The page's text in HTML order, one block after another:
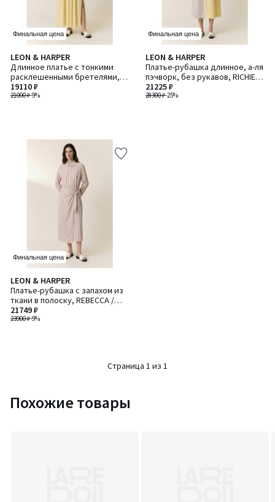
Финальная цена
LEON & HARPER
Длинное платье с тонкими
расклешенными бретелями,
ROMEE / РОМИ
21000 ₽-9%
19110 ₽
Финальная цена
LEON & HARPER
Платье-рубашка длинное, а-ля
пэчворк, без рукавов, RICHIE /
РИЧИ
28300 ₽-25%
21225 ₽
Финальная цена
LEON & HARPER
Платье-рубашка с запахом из
ткани в полоску, REBECCA /
РЕБЕККА
23900 ₽-9%
21749 ₽
Страница 1 из 1
Похожие товары